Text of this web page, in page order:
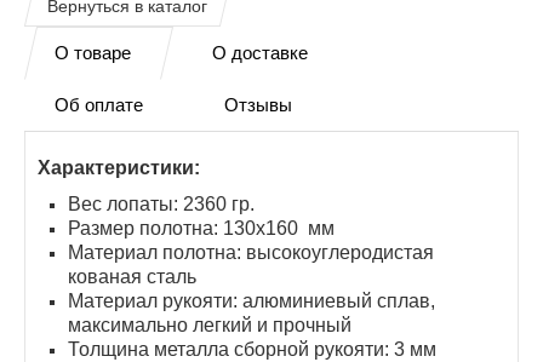
О товаре О доставке
Об оплате Отзывы
Характеристики:
Вес лопаты: 2360 гр.
Размер полотна: 130х160 мм
Материал полотна: высокоуглеродистая
кованая сталь
Материал рукояти: алюминиевый сплав,
максимально легкий и прочный
Толщина металла сборной рукояти: 3 мм